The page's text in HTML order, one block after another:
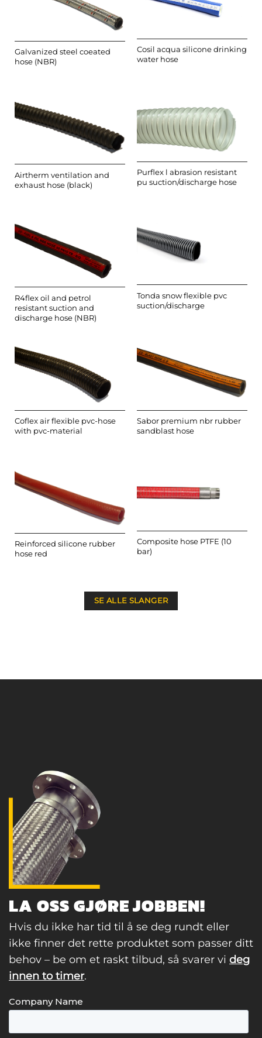
Galvanized steel coeated
hose (NBR)
Cosil acqua silicone drinking
water hose
Airtherm ventilation and
exhaust hose (black)
Purflex l abrasion resistant
pu suction/discharge hose
R4flex oil and petrol
resistant suction and
discharge hose (NBR)
Tonda snow flexible pvc
suction/discharge
Coflex air flexible pvc-hose
with pvc-material
Sabor premium nbr rubber
sandblast hose
Reinforced silicone rubber
hose red
Composite hose PTFE (10
bar)
SE ALLE SLANGER
LA OSS GJØRE JOBBEN!
Hvis du ikke har tid til å se deg rundt eller
ikke finner det rette produktet som passer ditt
behov – be om et raskt tilbud, så svarer vi deg
innen to timer.